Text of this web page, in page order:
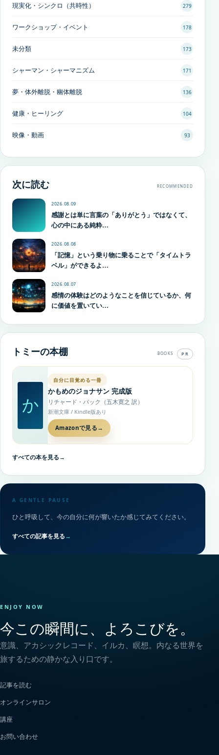
現実化・シンクロ（共時性） 279
ワークショップ・イベント 178
未分類 173
シャーマン・シャーマニズム 171
夢・体外離脱・幽体離脱 136
健康・ヒーリング 104
映像・動画 93
次に読む RECOMMENDED
2026.08.09
感謝とは単に言葉の「ありがとう」ではなくて、
心の中にある純粋…
2026.08.08
「記憶」という乗り物に乗ることで「タイムトラ
ベル」ができるよ…
2026.08.07
感情の体験はどのようなことを信じているか、何
に価値を置いてい…
トミーの本棚 BOOKS PR
か
自分に目覚める一冊
かもめのジョナサン 完成版
リチャード・バック（五木寛之 訳）
新潮文庫 / Kindle版あり
Amazonで見る →
すべての本を見る→
A GENTLE PAUSE
ひと呼吸して、今の自分に何が響いたか感じてみてください。
すべての記事を見る→
ENJOY NOW
今この瞬間に、よろこびを。
意識、アカシックレコード、イルカ、瞑想。内なる世界を
旅するための静かな入り口です。
記事を読む
オンラインサロン
講座
お問い合わせ